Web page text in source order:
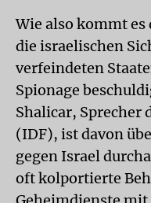
Wie also kommt es
die israelischen
verfeindeten
Spionage
Shalicar, Sprecher
(IDF), ist davon
gegen Israel
oft kolportierte